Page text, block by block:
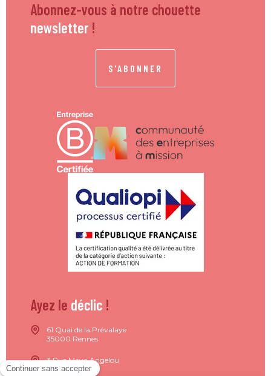
Abonnez-vous à notre chouette
newsletter !
S'ABONNER
Ayez le déclic !
61 Quai de la Prévalaye
35000 Rennes
3 Rue Maya Angelou
44200 Nantes